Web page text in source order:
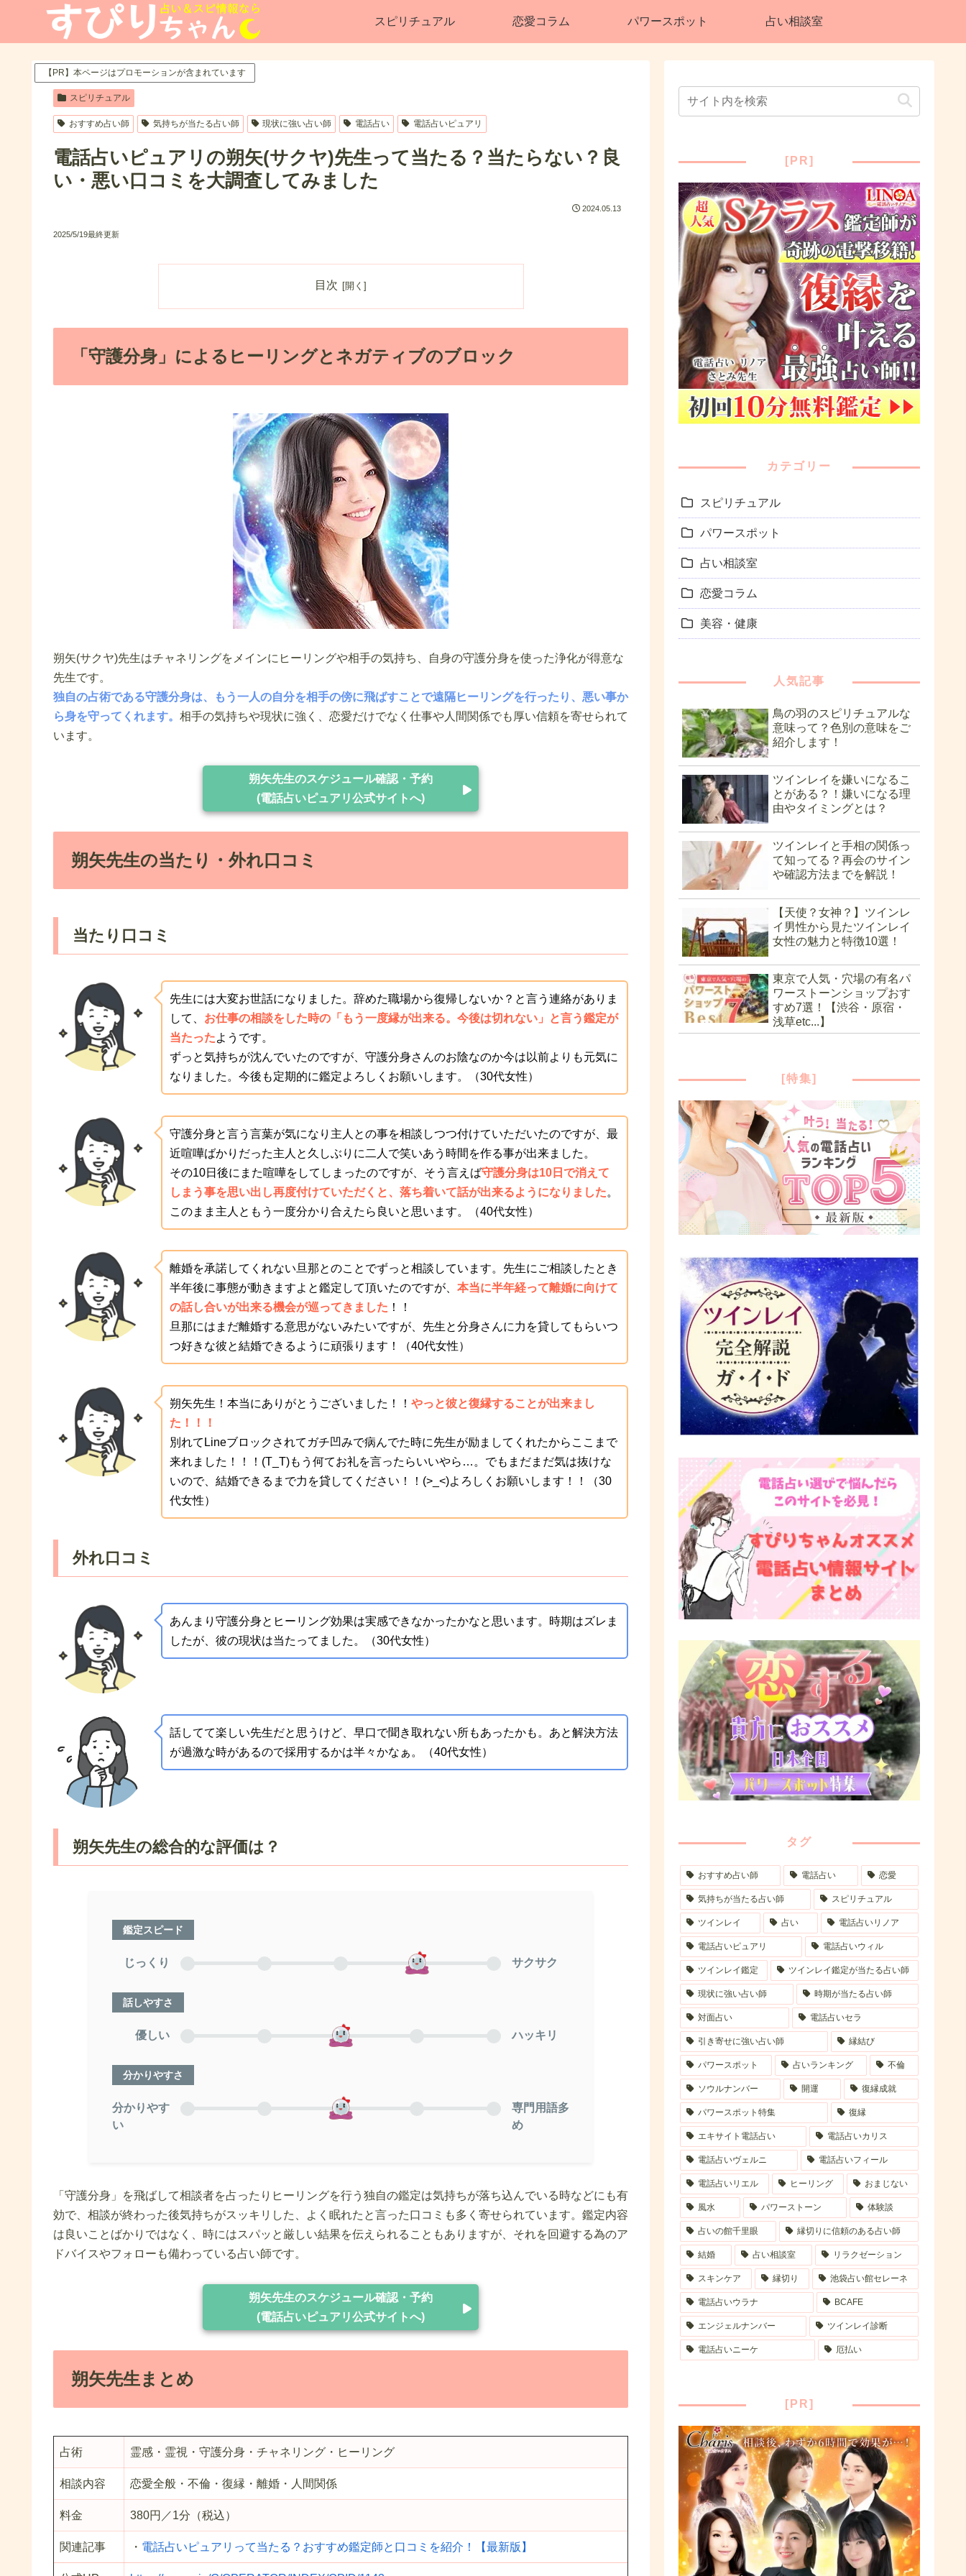
スピリチュアル 恋愛コラム パワースポット 占い相談室
【PR】本ページはプロモーションが含まれています
スピリチュアル
おすすめ占い師 気持ちが当たる占い師 現状に強い占い師 電話占い 電話占いピュアリ
電話占いピュアリの朔矢(サクヤ)先生って当たる？当たらない？良
い・悪い口コミを大調査してみました
2024.05.13
2025/5/19最終更新
目次
「守護分身」によるヒーリングとネガティブのブロック
朔矢(サクヤ)先生はチャネリングをメインにヒーリングや相手の気持ち、自身の守護分身を使った浄化が得意な
先生です。
独自の占術である守護分身は、もう一人の自分を相手の傍に飛ばすことで遠隔ヒーリングを行ったり、悪い事か
ら身を守ってくれます。 相手の気持ちや現状に強く、恋愛だけでなく仕事や人間関係でも厚い信頼を寄せられて
います。
朔矢先生のスケジュール確認・予約
(電話占いピュアリ公式サイトへ)
朔矢先生の当たり・外れ口コミ
当たり口コミ
先生には大変お世話になりました。辞めた職場から復帰しないか？と言う連絡がありま
して、 お仕事の相談をした時の「もう一度縁が出来る。今後は切れない」と言う鑑定が
当たったようです。
ずっと気持ちが沈んでいたのですが、守護分身さんのお陰なのか今は以前よりも元気に
なりました。今後も定期的に鑑定よろしくお願いします。（30代女性）
守護分身と言う言葉が気になり主人との事を相談しつつ付けていただいたのですが、最
近喧嘩ばかりだった主人と久しぶりに二人で笑いあう時間を作る事が出来ました。
その10日後にまた喧嘩をしてしまったのですが、そう言えば守護分身は10日で消えて
しまう事を思い出し再度付けていただくと、落ち着いて話が出来るようになりました。
このまま主人ともう一度分かり合えたら良いと思います。（40代女性）
離婚を承諾してくれない旦那とのことでずっと相談しています。先生にご相談したとき
半年後に事態が動きますよと鑑定して頂いたのですが、 本当に半年経って離婚に向けて
の話し合いが出来る機会が巡ってきました ！！
旦那にはまだ離婚する意思がないみたいですが、先生と分身さんに力を貸してもらいつ
つ好きな彼と結婚できるように頑張ります！（40代女性）
朔矢先生！本当にありがとうございました！！ やっと彼と復縁することが出来まし
た！！！
別れてLineブロックされてガチ凹みで病んでた時に先生が励ましてくれたからここまで
来れました！！！(T_T)もう何てお礼を言ったらいいやら…。でもまだまだ気は抜けな
いので、結婚できるまで力を貸してください！！(>_<)よろしくお願いします！！（30
代女性）
外れ口コミ
あんまり守護分身とヒーリング効果は実感できなかったかなと思います。時期はズレま
したが、彼の現状は当たってました。（30代女性）
話してて楽しい先生だと思うけど、早口で聞き取れない所もあったかも。あと解決方法
が過激な時があるので採用するかは半々かなぁ。（40代女性）
朔矢先生の総合的な評価は？
鑑定スピード
じっくり サクサク
話しやすさ
優しい ハッキリ
分かりやすさ
分かりやす
い
専門用語多
め
「守護分身」を飛ばして相談者を占ったりヒーリングを行う独自の鑑定は気持ちが落ち込んでいる時などにも有
効で、相談が終わった後気持ちがスッキリした、よく眠れたと言った口コミも多く寄せられています。鑑定内容
は良いことばかりではなく、時にはスパッと厳しい結果を伝えられることもありますが、それを回避する為のア
ドバイスやフォローも備わっている占い師です。
朔矢先生のスケジュール確認・予約
(電話占いピュアリ公式サイトへ)
朔矢先生まとめ
占術 霊感・霊視・守護分身・チャネリング・ヒーリング
相談内容 恋愛全般・不倫・復縁・離婚・人間関係
料金 380円／1分（税込）
関連記事 ・ 電話占いピュアリって当たる？おすすめ鑑定師と口コミを紹介！【最新版】
[PR]
カテゴリー
スピリチュアル
パワースポット
占い相談室
恋愛コラム
美容・健康
人気記事
鳥の羽のスピリチュアルな
意味って？色別の意味をご
紹介します！
ツインレイを嫌いになるこ
とがある？！嫌いになる理
由やタイミングとは？
ツインレイと手相の関係っ
て知ってる？再会のサイン
や確認方法までを解説！
【天使？女神？】ツインレ
イ男性から見たツインレイ
女性の魅力と特徴10選！
東京で人気・穴場の有名パ
ワーストーンショップおす
すめ7選！【渋谷・原宿・
浅草etc...】
[特集]
タグ
おすすめ占い師 電話占い 恋愛
気持ちが当たる占い師 スピリチュアル
ツインレイ 占い 電話占いリノア
電話占いピュアリ 電話占いウィル
ツインレイ鑑定 ツインレイ鑑定が当たる占い師
現状に強い占い師 時期が当たる占い師
対面占い 電話占いセラ
引き寄せに強い占い師 縁結び
パワースポット 占いランキング 不倫
ソウルナンバー 開運 復縁成就
パワースポット特集 復縁
エキサイト電話占い 電話占いカリス
電話占いヴェルニ 電話占いフィール
電話占いリエル ヒーリング おまじない
風水 パワーストーン 体験談
占いの館千里眼 縁切りに信頼のある占い師
結婚 占い相談室 リラクゼーション
スキンケア 縁切り 池袋占い館セレーネ
電話占いウラナ BCAFE
エンジェルナンバー ツインレイ診断
電話占いニーケ 厄払い
[PR]